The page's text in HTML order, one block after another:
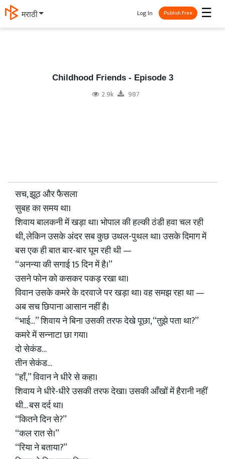
मराठी ☰
Log In Publish Free
Childhood Friends - Episode 3
2.9k 987
सच, झूठ और फैसला
सुबह का समय था।
शिवाय बालकनी में खड़ा था। भोपाल की हल्की ठंडी हवा चल रही
थी, लेकिन उसके अंदर सब कुछ उथल-पुथल था। उसके दिमाग में
बस एक ही बात बार-बार घूम रही थी —
“अनन्या की सगाई 15 दिन में है।”
उसने फोन को कसकर पकड़ रखा था।
विवान उसके कमरे के दरवाजे पर खड़ा था। वह समझ रहा था —
अब सच छिपाना आसान नहीं है।
“भाई…” शिवाय ने बिना उसकी तरफ देखे पूछा, “तुझे पता था?”
कमरे में सन्नाटा छा गया।
दो सेकंड…
तीन सेकंड…
“हाँ,” विवान ने धीरे से कहा।
शिवाय ने धीरे-धीरे उसकी तरफ देखा। उसकी आँखों में हैरानी नहीं
थी… बस दर्द था।
“कितने दिन से?”
“कल रात से।”
“रिया ने बताया?”